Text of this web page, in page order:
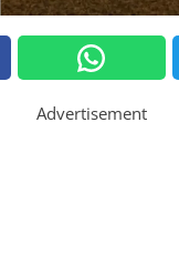
Advertisement